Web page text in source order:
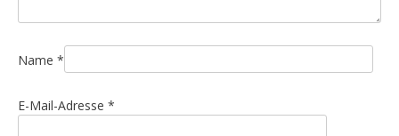
a
i
o
n
Name *
E-Mail-Adresse *